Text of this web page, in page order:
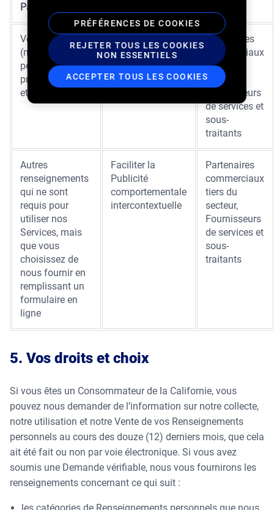
Partagés
Vos identifiants
(noms, adresses
personnelles ou
professionnelles
et adresses IP)
Publicité
comportementale
intercontextuelle
Partenaires
commerciaux
tiers du
secteur,
Fournisseurs
de services et
sous-
traitants
Autres
renseignements
qui ne sont
requis pour
utiliser nos
Services, mais
que vous
choisissez de
nous fournir en
remplissant un
formulaire en
ligne
Faciliter la
Publicité
comportementale
intercontextuelle
Partenaires
commerciaux
tiers du
secteur,
Fournisseurs
de services et
sous-
traitants
5. Vos droits et choix
Si vous êtes un Consommateur de la Californie, vous
pouvez nous demander de l’information sur notre collecte,
notre utilisation et notre Vente de vos Renseignements
personnels au cours des douze (12) derniers mois, que cela
ait été fait ou non par voie électronique. Si vous avez
soumis une Demande vérifiable, nous vous fournirons les
renseignements concernant ce qui suit :
PRÉFÉRENCES DE COOKIES
REJETER TOUS LES COOKIES
NON ESSENTIELS
ACCEPTER TOUS LES COOKIES